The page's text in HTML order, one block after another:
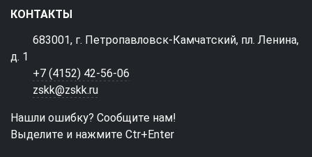
КОНТАКТЫ
683001, г. Петропавловск-Камчатский, пл. Ленина,
д. 1
+7 (4152) 42-56-06
zskk@zskk.ru
Нашли ошибку? Сообщите нам!
Выделите и нажмите Ctr+Enter